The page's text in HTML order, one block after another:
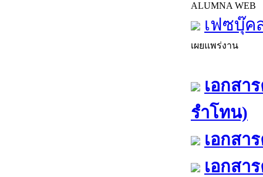
ALUMNA WEB
เฟซบุ๊ค
เผยแพร่งาน
เอกสา
รำโทน)
เอกสา
เอกสา